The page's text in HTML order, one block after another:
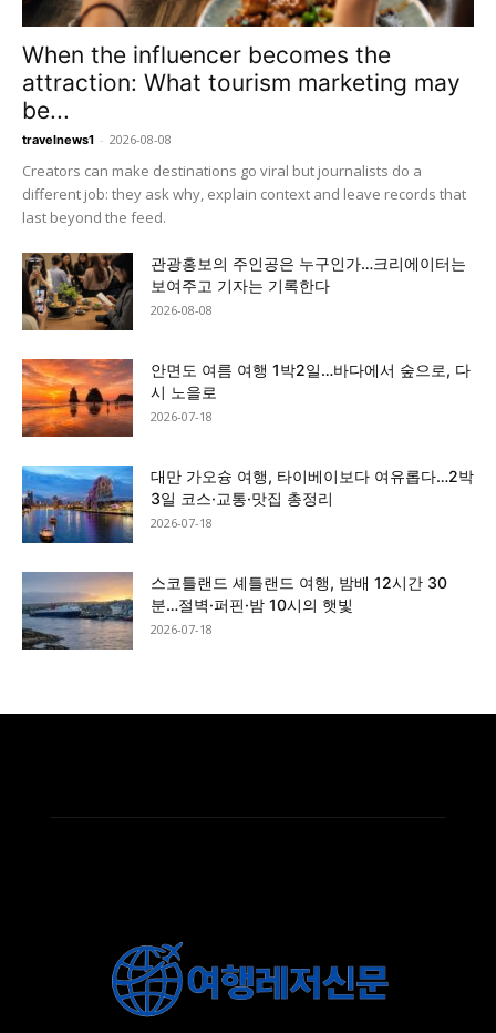
When the influencer becomes the
attraction: What tourism marketing may
be...
travelnews1 - 2026-08-08
Creators can make destinations go viral but journalists do a
different job: they ask why, explain context and leave records that
last beyond the feed.
관광홍보의 주인공은 누구인가…크리에이터는
보여주고 기자는 기록한다
2026-08-08
안면도 여름 여행 1박2일…바다에서 숲으로, 다
시 노을로
2026-07-18
대만 가오슝 여행, 타이베이보다 여유롭다…2박
3일 코스·교통·맛집 총정리
2026-07-18
스코틀랜드 셰틀랜드 여행, 밤배 12시간 30
분…절벽·퍼핀·밤 10시의 햇빛
2026-07-18